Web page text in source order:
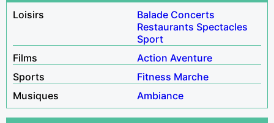
Loisirs
Balade Concerts
Restaurants Spectacles
Sport
Films
Action Aventure
Sports
Fitness Marche
Musiques
Ambiance